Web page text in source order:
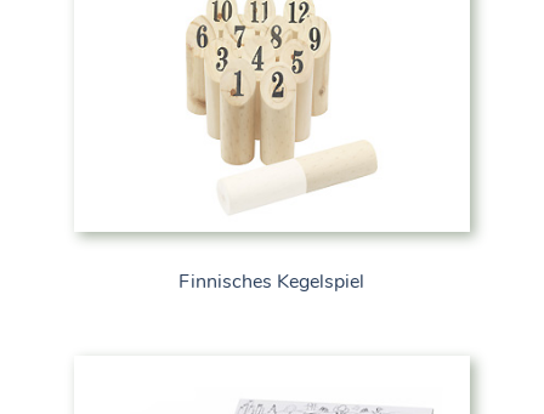
Finnisches Kegelspiel